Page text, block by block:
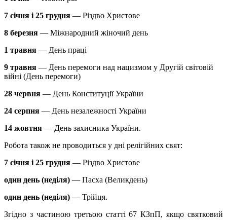
7 січня і 25 грудня — Різдво Христове
8 березня — Міжнародний жіночий день
1 травня — День праці
9 травня — День перемоги над нацизмом у Другій світовій
війні (День перемоги)
28 червня — День Конституції України
24 серпня — День незалежності України
14 жовтня — День захисника України.
Робота також не проводиться у дні релігійних свят:
7 січня і 25 грудня — Різдво Христове
один день (неділя) — Пасха (Великдень)
один день (неділя) — Трійця.
Згідно з частиною третьою статті 67 КЗпП, якщо святковий